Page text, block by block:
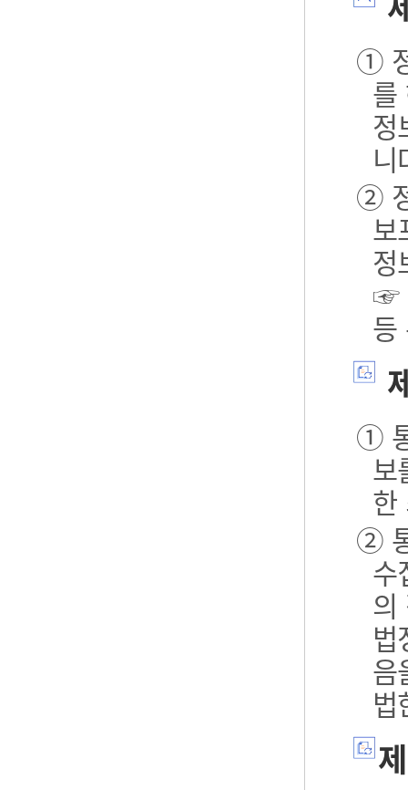
①
를
정
니
②
정
☞
등
①
보
한
②
수
의
음